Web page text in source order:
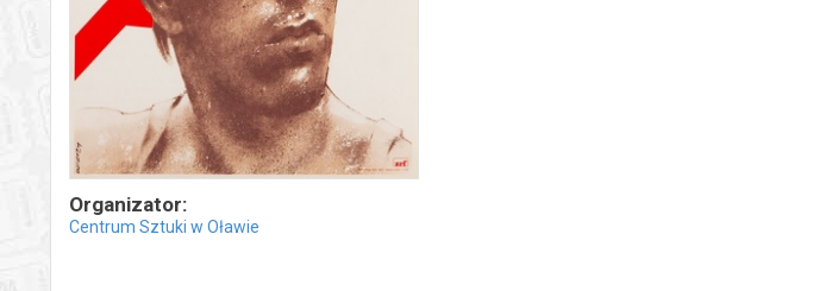
Organizator:
Centrum Sztuki w Oławie